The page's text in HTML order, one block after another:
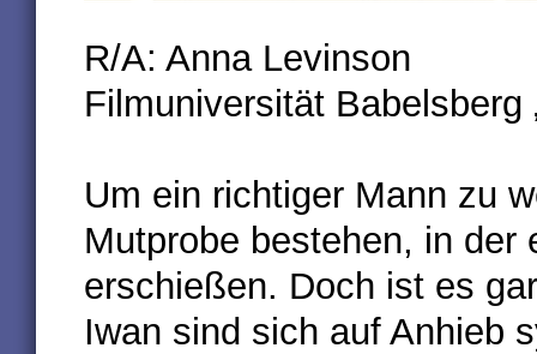
R/A: Anna Levinson
Filmuniversität Babelsberg
Um ein richtiger Mann zu
Mutprobe bestehen, in der
erschießen. Doch ist es
Iwan sind sich auf Anhieb